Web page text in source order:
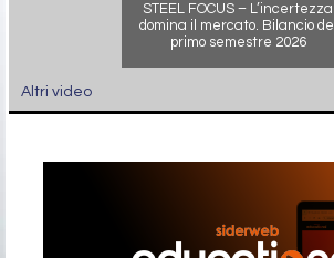
STEEL FOCUS – L’incertezza
domina il mercato. Bilancio del
primo semestre 2026
Altri video